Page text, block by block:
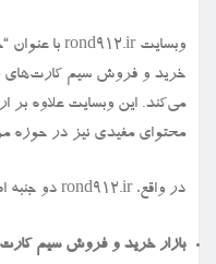
می‌کند. این وبسایت علاوه بر
محتوای مفیدی نیز در حوزه
در واقع، rond912.ir دو جنبه اصلی دارد:
بازار خرید و فروش سیم